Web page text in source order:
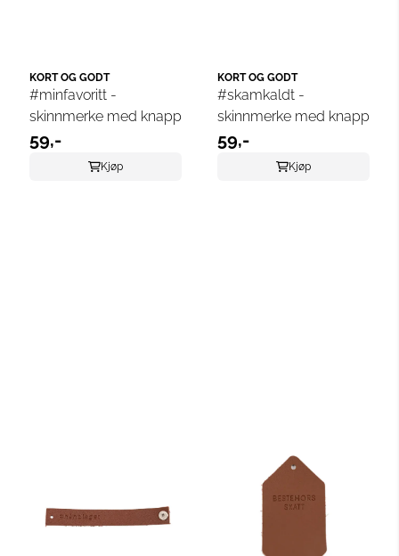
KORT OG GODT
#minfavoritt -
skinnmerke med knapp
59,-
Kjøp
KORT OG GODT
#skamkaldt -
skinnmerke med knapp
59,-
Kjøp